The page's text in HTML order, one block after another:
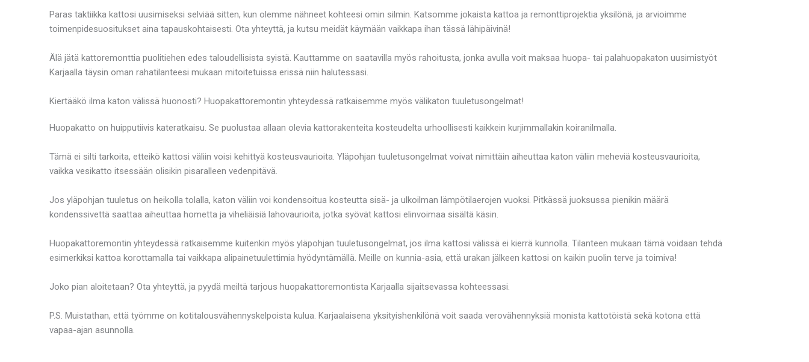
Paras taktiikka kattosi uusimiseksi selviää sitten, kun olemme nähneet kohteesi omin silmin. Katsomme jokaista kattoa ja remonttiprojektia yksilönä, ja arvioimme
toimenpidesuositukset aina tapauskohtaisesti. Ota yhteyttä, ja kutsu meidät käymään vaikkapa ihan tässä lähipäivinä!
Älä jätä kattoremonttia puolitiehen edes taloudellisista syistä. Kauttamme on saatavilla myös rahoitusta, jonka avulla voit maksaa huopa- tai palahuopakaton uusimistyöt
Karjaalla täysin oman rahatilanteesi mukaan mitoitetuissa erissä niin halutessasi.
Kiertääkö ilma katon välissä huonosti? Huopakattoremontin yhteydessä ratkaisemme myös välikaton tuuletusongelmat!
Huopakatto on huipputiivis kateratkaisu. Se puolustaa allaan olevia kattorakenteita kosteudelta urhoollisesti kaikkein kurjimmallakin koiranilmalla.
Tämä ei silti tarkoita, etteikö kattosi väliin voisi kehittyä kosteusvaurioita. Yläpohjan tuuletusongelmat voivat nimittäin aiheuttaa katon väliin meheviä kosteusvaurioita,
vaikka vesikatto itsessään olisikin pisaralleen vedenpitävä.
Jos yläpohjan tuuletus on heikolla tolalla, katon väliin voi kondensoitua kosteutta sisä- ja ulkoilman lämpötilaerojen vuoksi. Pitkässä juoksussa pienikin määrä
kondenssivettä saattaa aiheuttaa hometta ja viheliäisiä lahovaurioita, jotka syövät kattosi elinvoimaa sisältä käsin.
Huopakattoremontin yhteydessä ratkaisemme kuitenkin myös yläpohjan tuuletusongelmat, jos ilma kattosi välissä ei kierrä kunnolla. Tilanteen mukaan tämä voidaan tehdä
esimerkiksi kattoa korottamalla tai vaikkapa alipainetuulettimia hyödyntämällä. Meille on kunnia-asia, että urakan jälkeen kattosi on kaikin puolin terve ja toimiva!
Joko pian aloitetaan? Ota yhteyttä, ja pyydä meiltä tarjous huopakattoremontista Karjaalla sijaitsevassa kohteessasi.
P.S. Muistathan, että työmme on kotitalousvähennyskelpoista kulua. Karjaalaisena yksityishenkilönä voit saada verovähennyksiä monista kattotöistä sekä kotona että
vapaa-ajan asunnolla.